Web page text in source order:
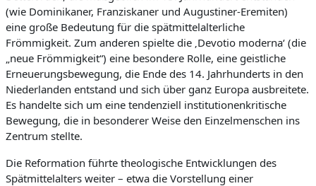
(wie Dominikaner, Franziskaner und Augustiner-Eremiten)
eine große Bedeutung für die spätmittelalterliche
Frömmigkeit. Zum anderen spielte die ‚Devotio moderna‘ (die
„neue Frömmigkeit“) eine besondere Rolle, eine geistliche
Erneuerungsbewegung, die Ende des 14. Jahrhunderts in den
Niederlanden entstand und sich über ganz Europa ausbreitete.
Es handelte sich um eine tendenziell institutionenkritische
Bewegung, die in besonderer Weise den Einzelmenschen ins
Zentrum stellte.
Die Reformation führte theologische Entwicklungen des
Spätmittelalters weiter – etwa die Vorstellung einer